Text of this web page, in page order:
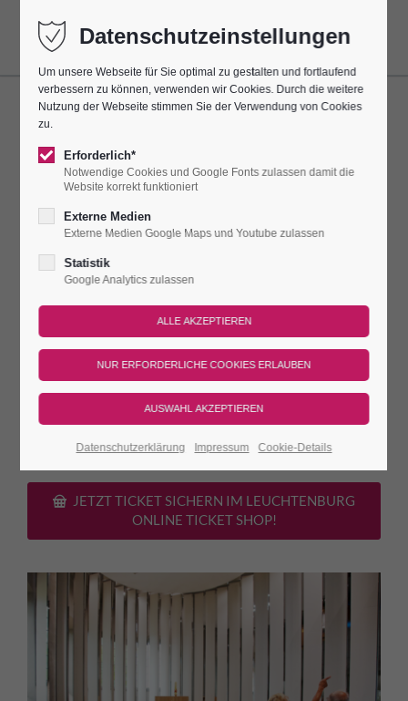
Datenschutzeinstellungen
Um unsere Webseite für Sie optimal zu gestalten und fortlaufend
verbessern zu können, verwenden wir Cookies. Durch die weitere
Nutzung der Webseite stimmen Sie der Verwendung von Cookies
zu.
Erforderlich*
Notwendige Cookies und Google Fonts zulassen damit die
Website korrekt funktioniert
Externe Medien
Externe Medien Google Maps und Youtube zulassen
Statistik
Google Analytics zulassen
Datenschutzerklärung Impressum Cookie-Details
ORGELSPIEL
Dieser Termin hatte sich alle 7 Tage bis zum 29.03.2026
wiederholt.
IMMER SONNTAGS ERKLINGT DIE
STEINMEYER-ORGEL
Immer sonntags erklingt die Steinmeyer-Orgel jeweils für eine
halbe Stunde für unsere Burggäste in der einzigartigen
Porzellan-Kirche. Organisten der Region zeigen ihr Können!
Dauer Preis
Kirche
ca. 30
Min.
JETZT TICKET SICHERN IM LEUCHTENBURG
ONLINE TICKET SHOP!